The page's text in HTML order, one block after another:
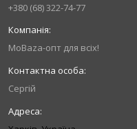
+380 (68) 322-74-77
MoBaza-опт для всіх!
Сергій